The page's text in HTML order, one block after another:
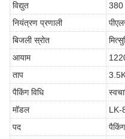
विद्युत
380
नियंत्रण प्रणाली
बिजली स्रोत
आयाम
ताप
पैकिंग विधि
मॉडल
LK-
पद